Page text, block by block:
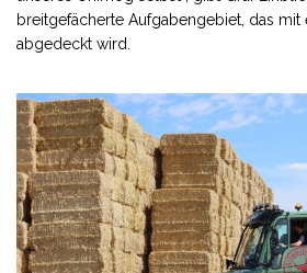
breitgefächerte Aufgabengebiet, das mit
abgedeckt wird.